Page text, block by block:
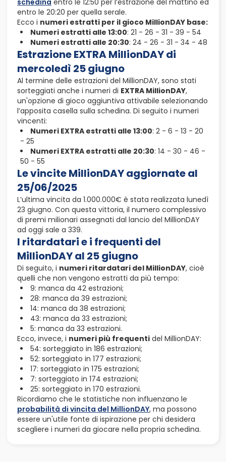
entro le 20:20 per quella serale.
Ecco i numeri estratti per il gioco MillionDAY base:
Numeri estratti alle 13:00: 21 - 26 - 31 - 39 - 54
Numeri estratti alle 20:30: 24 - 26 - 31 - 34 - 48
Estrazione EXTRA MillionDAY di
mercoledì 25 giugno
Al termine delle estrazioni del MillionDAY, sono stati
sorteggiati anche i numeri di EXTRA MillionDAY,
un'opzione di gioco aggiuntiva attivabile selezionando
l’apposita casella sulla schedina. Di seguito i numeri
vincenti:
Numeri EXTRA estratti alle 13:00: 2 - 6 - 13 - 20
- 25
Numeri EXTRA estratti alle 20:30: 14 - 30 - 46 -
50 - 55
Le vincite MillionDAY aggiornate al
25/06/2025
L’ultima vincita da 1.000.000€ è stata realizzata lunedì
23 giugno. Con questa vittoria, il numero complessivo
di premi milionari assegnati dal lancio del MillionDAY
ad oggi sale a 339.
I ritardatari e i frequenti del
MillionDAY al 25 giugno
Di seguito, i numeri ritardatari del MillionDAY, cioè
quelli che non vengono estratti da più tempo:
9: manca da 42 estrazioni;
28: manca da 39 estrazioni;
14: manca da 38 estrazioni;
43: manca da 33 estrazioni;
5: manca da 33 estrazioni.
Ecco, invece, i numeri più frequenti del MillionDAY:
54: sorteggiato in 186 estrazioni;
52: sorteggiato in 177 estrazioni;
17: sorteggiato in 175 estrazioni;
7: sorteggiato in 174 estrazioni;
25: sorteggiato in 170 estrazioni.
Ricordiamo che le statistiche non influenzano le
probabilità di vincita del MillionDAY, ma possono
essere un'utile fonte di ispirazione per chi desidera
scegliere i numeri da giocare nella propria schedina.